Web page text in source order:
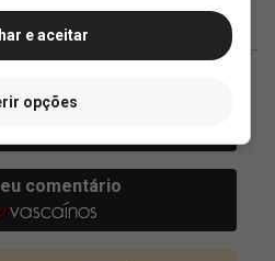
e aceitar
opções